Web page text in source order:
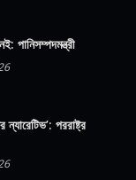
পানিসম্পদমন্ত্রী
পররাষ্ট্র